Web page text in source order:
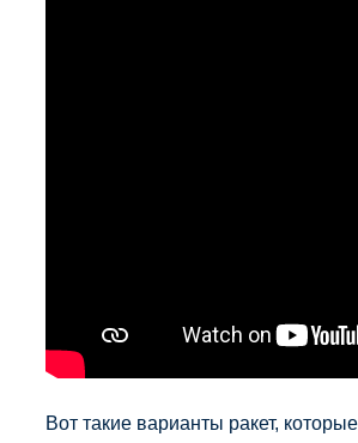
Вот такие варианты ракет,